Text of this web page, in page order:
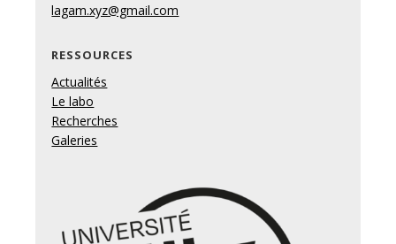
lagam.xyz@gmail.com
RESSOURCES
Actualités
Le labo
Recherches
Galeries